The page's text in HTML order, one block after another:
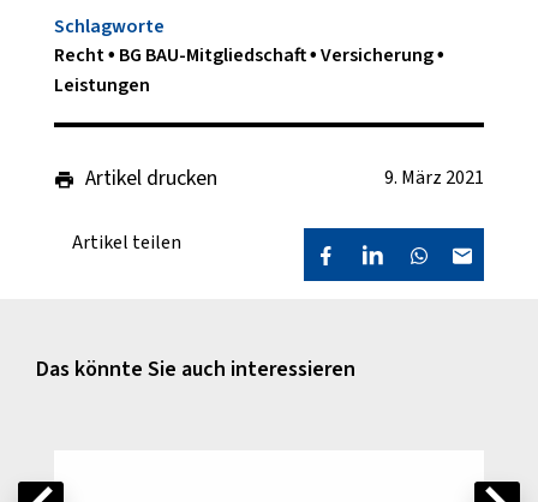
Schlagworte
Recht BG BAU-Mitgliedschaft Versicherung
Leistungen
Artikel drucken 9. März 2021
Artikel teilen
Das könnte Sie auch interessieren